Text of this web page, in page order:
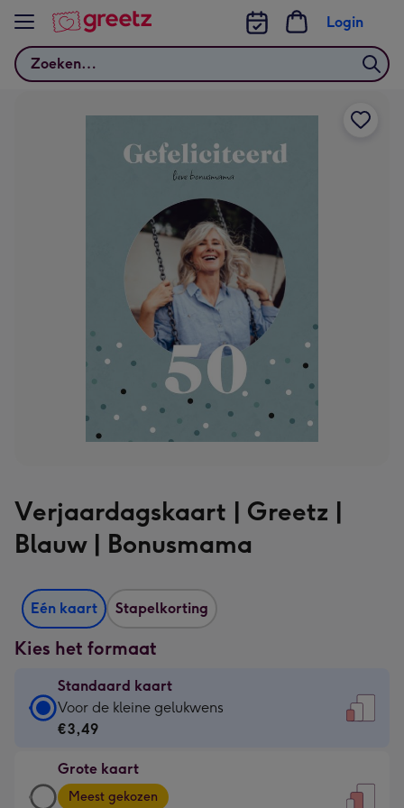
Bekijk meer
Zoeken
Login
Verjaardagskaart | Greetz |
Blauw | Bonusmama
Eén kaart Stapelkorting
Kies het formaat
Standaard kaart
Standaard
kaart
€3,49
-
Voor de kleine gelukwens
€3,49
Grote kaart
Grote
Meest gekozen